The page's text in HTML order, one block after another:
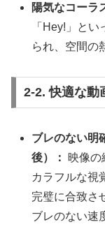
陽気なコーラ
「Hey!」と
られ、空間の
2-2. 快適な動
ブレのない明
後）：
映像の
カラフルな視
完璧に合致さ
ブレのない速